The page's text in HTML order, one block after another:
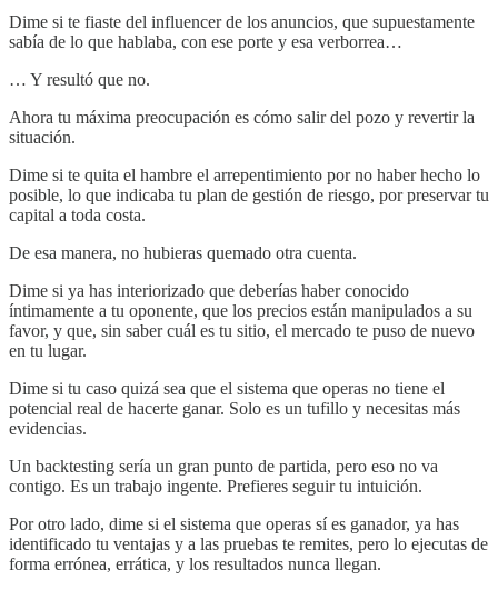
Dime si te fiaste del influencer de los anuncios, que supuestamente
sabía de lo que hablaba, con ese porte y esa verborrea…
… Y resultó que no.
Ahora tu máxima preocupación es cómo salir del pozo y revertir la
situación.
Dime si te quita el hambre el arrepentimiento por no haber hecho lo
posible, lo que indicaba tu plan de gestión de riesgo, por preservar tu
capital a toda costa.
De esa manera, no hubieras quemado otra cuenta.
Dime si ya has interiorizado que deberías haber conocido
íntimamente a tu oponente, que los precios están manipulados a su
favor, y que, sin saber cuál es tu sitio, el mercado te puso de nuevo
en tu lugar.
Dime si tu caso quizá sea que el sistema que operas no tiene el
potencial real de hacerte ganar. Solo es un tufillo y necesitas más
evidencias.
Un backtesting sería un gran punto de partida, pero eso no va
contigo. Es un trabajo ingente. Prefieres seguir tu intuición.
Por otro lado, dime si el sistema que operas sí es ganador, ya has
identificado tu ventajas y a las pruebas te remites, pero lo ejecutas de
forma errónea, errática, y los resultados nunca llegan.